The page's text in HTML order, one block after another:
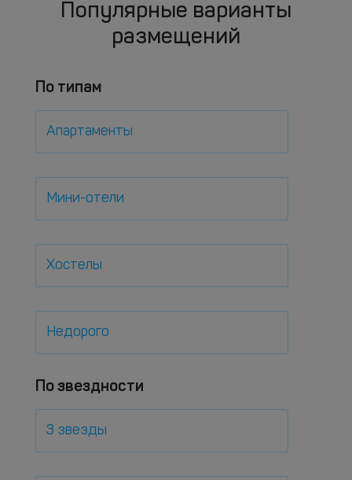
Популярные варианты
размещений
По типам
Апартаменты
Мини-отели
Хостелы
Недорого
По звездности
3 звезды